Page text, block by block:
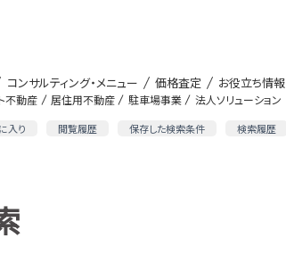
不動産 居住用不動産 駐車場事業 法人ソリューション
入り 閲覧履歴 保存した検索条件 検索履歴
コンサルティング・メニュー 価格査定 お役立ち情報